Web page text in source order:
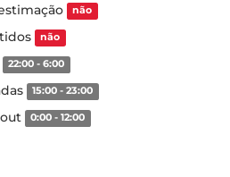
não
não
22:00 - 6:00
15:00 - 23:00
0:00 - 12:00